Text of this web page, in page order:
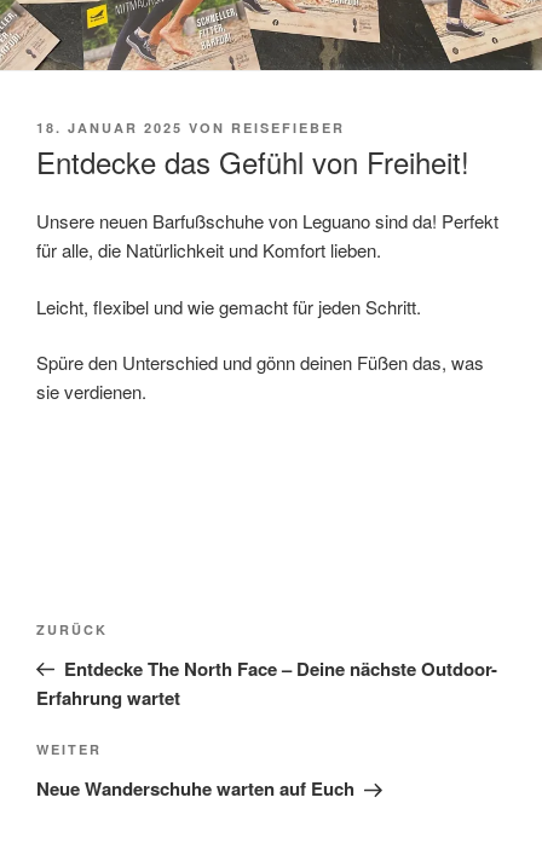
VERÖFFENTLICHT
18. JANUAR 2025 VON REISEFIEBER
Entdecke das Gefühl von Freiheit!
Unsere neuen Barfußschuhe von Leguano sind da! Perfekt
für alle, die Natürlichkeit und Komfort lieben.
Leicht, flexibel und wie gemacht für jeden Schritt.
Spüre den Unterschied und gönn deinen Füßen das, was
sie verdienen.
Beitragsnavigation
Vorheriger
Beitrag
ZURÜCK
Entdecke The North Face – Deine nächste Outdoor-
Erfahrung wartet
Nächster
Beitrag
WEITER
Neue Wanderschuhe warten auf Euch